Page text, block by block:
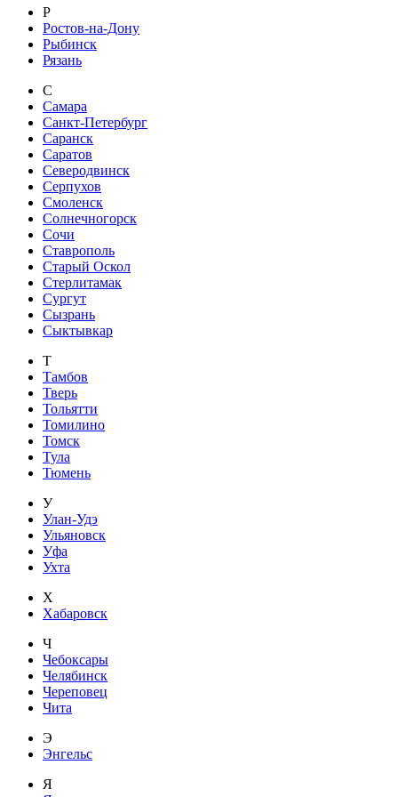
Р
Ростов-на-Дону
Рыбинск
Рязань
С
Самара
Санкт-Петербург
Саранск
Саратов
Северодвинск
Серпухов
Смоленск
Солнечногорск
Сочи
Ставрополь
Старый Оскол
Стерлитамак
Сургут
Сызрань
Сыктывкар
Т
Тамбов
Тверь
Тольятти
Томилино
Томск
Тула
Тюмень
У
Улан-Удэ
Ульяновск
Уфа
Ухта
Х
Хабаровск
Ч
Чебоксары
Челябинск
Череповец
Чита
Э
Энгельс
Я